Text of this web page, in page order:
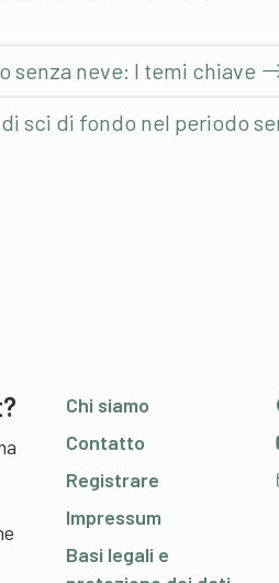
senza neve: I temi chiave
sci di fondo nel periodo
Chi siamo
Contatto
Registrare
Impressum
Basi legali e